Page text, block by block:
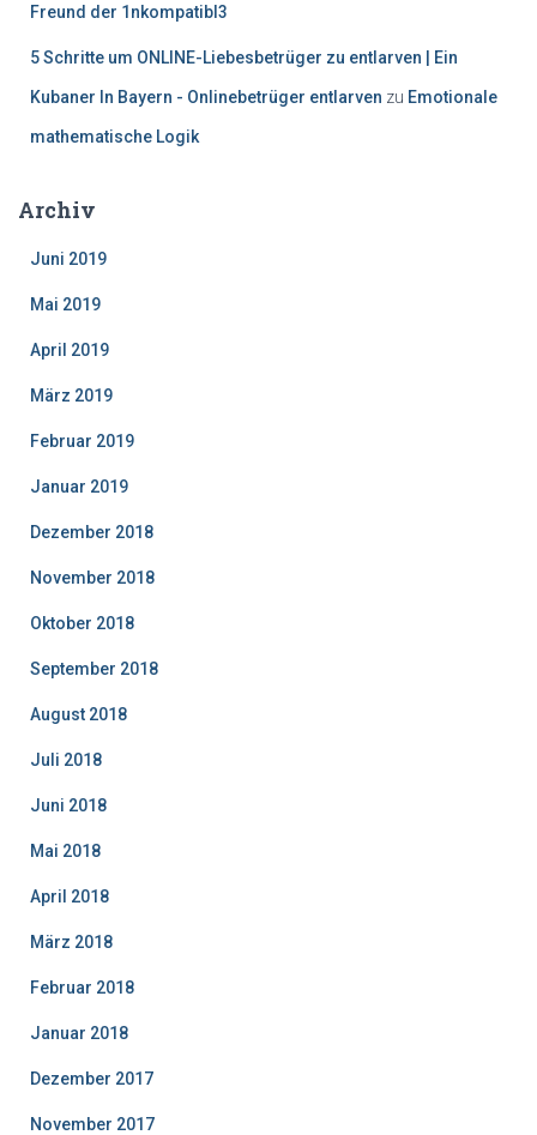
Freund der 1nkompatibl3
5 Schritte um ONLINE-Liebesbetrüger zu entlarven | Ein
Kubaner In Bayern - Onlinebetrüger entlarven zu Emotionale
mathematische Logik
Archiv
Juni 2019
Mai 2019
April 2019
März 2019
Februar 2019
Januar 2019
Dezember 2018
November 2018
Oktober 2018
September 2018
August 2018
Juli 2018
Juni 2018
Mai 2018
April 2018
März 2018
Februar 2018
Januar 2018
Dezember 2017
November 2017